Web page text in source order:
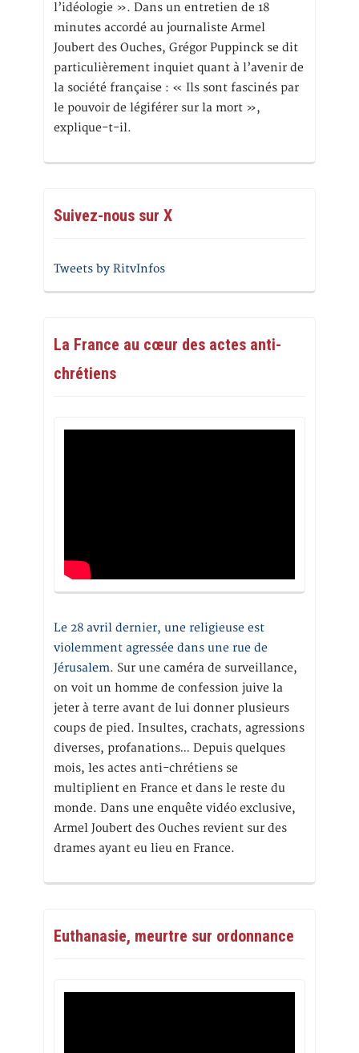
l’idéologie ». Dans un entretien de 18
minutes accordé au journaliste Armel
Joubert des Ouches, Grégor Puppinck se dit
particulièrement inquiet quant à l’avenir de
la société française : « Ils sont fascinés par
le pouvoir de légiférer sur la mort »,
explique-t-il.
Suivez-nous sur X
Tweets by RitvInfos
La France au cœur des actes anti-
chrétiens
Le 28 avril dernier, une religieuse est
violemment agressée dans une rue de
Jérusalem. Sur une caméra de surveillance,
on voit un homme de confession juive la
jeter à terre avant de lui donner plusieurs
coups de pied. Insultes, crachats, agressions
diverses, profanations… Depuis quelques
mois, les actes anti-chrétiens se
multiplient en France et dans le reste du
monde. Dans une enquête vidéo exclusive,
Armel Joubert des Ouches revient sur des
drames ayant eu lieu en France.
Euthanasie, meurtre sur ordonnance